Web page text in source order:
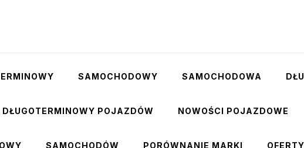
SAMOCHODOWY SAMOCHODOWA
DŁUGOTERMINOWY POJAZDÓW NOWOŚCI POJAZDOWE
SAMOCHODÓW PORÓWNANIE MARKI